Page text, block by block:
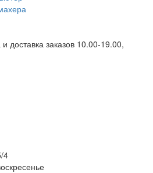
доставка заказов 10.00-19.00,
4